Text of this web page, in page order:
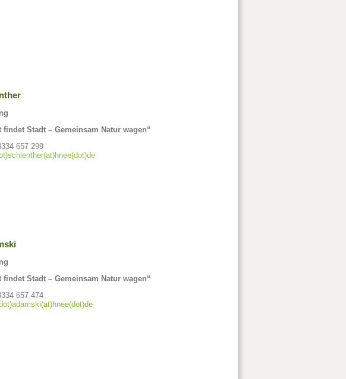
findet Stadt – Gemeinsam Natur wagen“
657 299
findet Stadt – Gemeinsam Natur wagen“
657 474